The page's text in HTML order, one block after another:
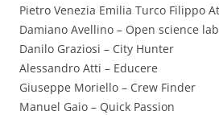
Pietro Venezia Emilia Turco Filippo
Damiano Avellino – Open science lab
Danilo Graziosi – City Hunter
Alessandro Atti – Educere
Giuseppe Moriello – Crew Finder
Manuel Gaio – Quick Passion